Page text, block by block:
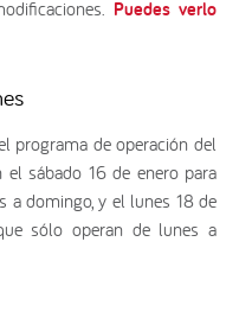
Puedes verlo
programa de operación del
sábado 16 de enero para
a domingo, y el lunes 18 de
sólo operan de lunes a